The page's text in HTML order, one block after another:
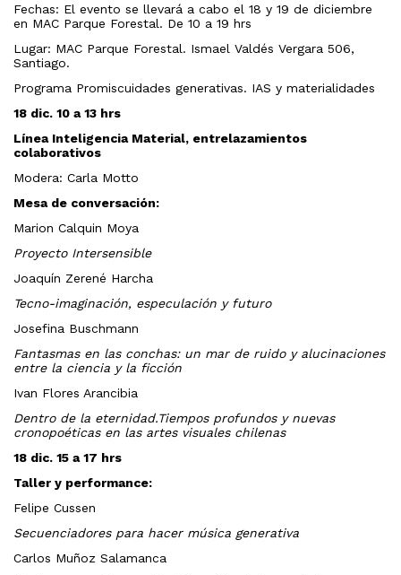
Fechas: El evento se llevará a cabo el 18 y 19 de diciembre
en MAC Parque Forestal. De 10 a 19 hrs
Lugar: MAC Parque Forestal. Ismael Valdés Vergara 506,
Santiago.
Programa Promiscuidades generativas. IAS y materialidades
18 dic. 10 a 13 hrs
Línea Inteligencia Material, entrelazamientos
colaborativos
Modera: Carla Motto
Mesa de conversación:
Marion Calquin Moya
Proyecto Intersensible
Joaquín Zerené Harcha
Tecno-imaginación, especulación y futuro
Josefina Buschmann
Fantasmas en las conchas: un mar de ruido y alucinaciones
entre la ciencia y la ficción
Ivan Flores Arancibia
Dentro de la eternidad.Tiempos profundos y nuevas
cronopoéticas en las artes visuales chilenas
18 dic. 15 a 17 hrs
Taller y performance:
Felipe Cussen
Secuenciadores para hacer música generativa
Carlos Muñoz Salamanca